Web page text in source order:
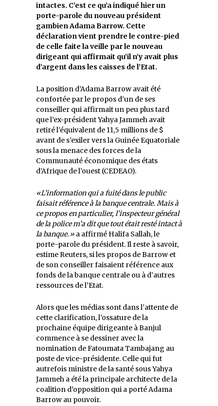
intactes. C’est ce qu’a indiqué hier un
porte-parole du nouveau président
gambien Adama Barrow. Cette
déclaration vient prendre le contre-pied
de celle faite la veille par le nouveau
dirigeant qui affirmait qu’il n’y avait plus
d’argent dans les caisses de l’Etat.
La position d’Adama Barrow avait été
confortée par le propos d’un de ses
conseiller qui affirmait un peu plus tard
que l’ex-président Yahya Jammeh avait
retiré l’équivalent de 11,5 millions de $
avant de s’exiler vers la Guinée Equatoriale
sous la menace des forces de la
Communauté économique des états
d’Afrique de l’ouest (CEDEAO).
«L’information qui a fuité dans le public
faisait référence à la banque centrale. Mais à
ce propos en particulier, l’inspecteur général
de la police m’a dit que tout était resté intact à
la banque.» a affirmé Halifa Sallah, le
porte-parole du président. Il reste à savoir,
estime Reuters, si les propos de Barrow et
de son conseiller faisaient référence aux
fonds de la banque centrale ou à d’autres
ressources de l’Etat.
Alors que les médias sont dans l’attente de
cette clarification, l’ossature de la
prochaine équipe dirigeante à Banjul
commence à se dessiner avec la
nomination de Fatoumata Tambajang au
poste de vice-présidente. Celle qui fut
autrefois ministre de la santé sous Yahya
Jammeh a été la principale architecte de la
coalition d’opposition qui a porté Adama
Barrow au pouvoir.